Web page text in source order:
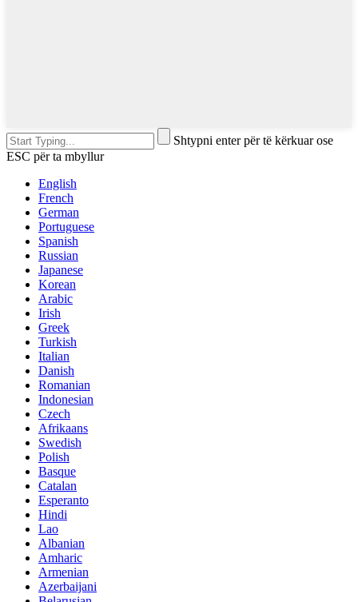
Shtypni enter për të kërkuar ose
ESC për ta mbyllur
English
French
German
Portuguese
Spanish
Russian
Japanese
Korean
Arabic
Irish
Greek
Turkish
Italian
Danish
Romanian
Indonesian
Czech
Afrikaans
Swedish
Polish
Basque
Catalan
Esperanto
Hindi
Lao
Albanian
Amharic
Armenian
Azerbaijani